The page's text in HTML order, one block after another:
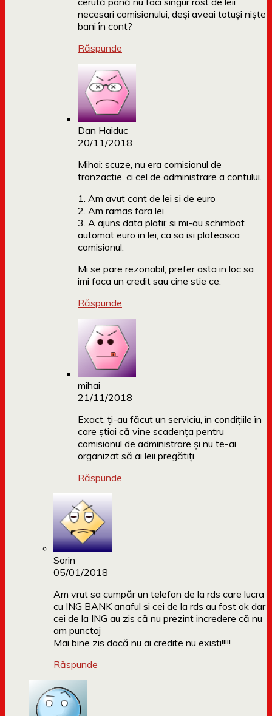
necesari comisionului, deși aveai totuși niște
bani în cont?
Răspunde
Dan Haiduc
20/11/2018
Mihai: scuze, nu era comisionul de
tranzactie, ci cel de administrare a contului.
1. Am avut cont de lei si de euro
2. Am ramas fara lei
3. A ajuns data platii; si mi-au schimbat
automat euro in lei, ca sa isi plateasca
comisionul.
Mi se pare rezonabil; prefer asta in loc sa
imi faca un credit sau cine stie ce.
Răspunde
mihai
21/11/2018
Exact, ți-au făcut un serviciu, în condițiile în
care știai că vine scadența pentru
comisionul de administrare și nu te-ai
organizat să ai leii pregătiți.
Răspunde
Sorin
05/01/2018
Am vrut sa cumpăr un telefon de la rds care lucra
cu ING BANK anaful si cei de la rds au fost ok dar
cei de la ING au zis că nu prezint incredere că nu
am punctaj
Mai bine zis dacă nu ai credite nu existi!!!!!
Răspunde